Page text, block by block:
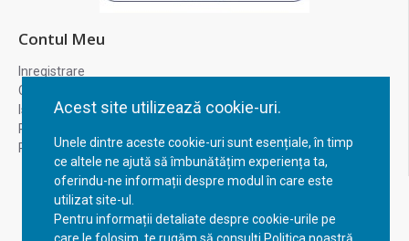
Acest site utilizează cookie-uri.
Unele dintre aceste cookie-uri sunt esențiale, în timp
ce altele ne ajută să îmbunătățim experiența ta,
oferindu-ne informații despre modul în care este
utilizat site-ul.
Pentru informații detaliate despre cookie-urile pe
Contul Meu
Inregistrare
Contul meu
Istoric comenzi
Recuperare parola
Returnare produs